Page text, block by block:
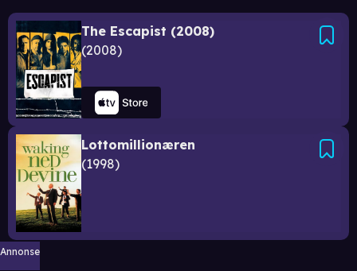
The Escapist (2008)
2008
Lottomillionæren
1998
Annonse